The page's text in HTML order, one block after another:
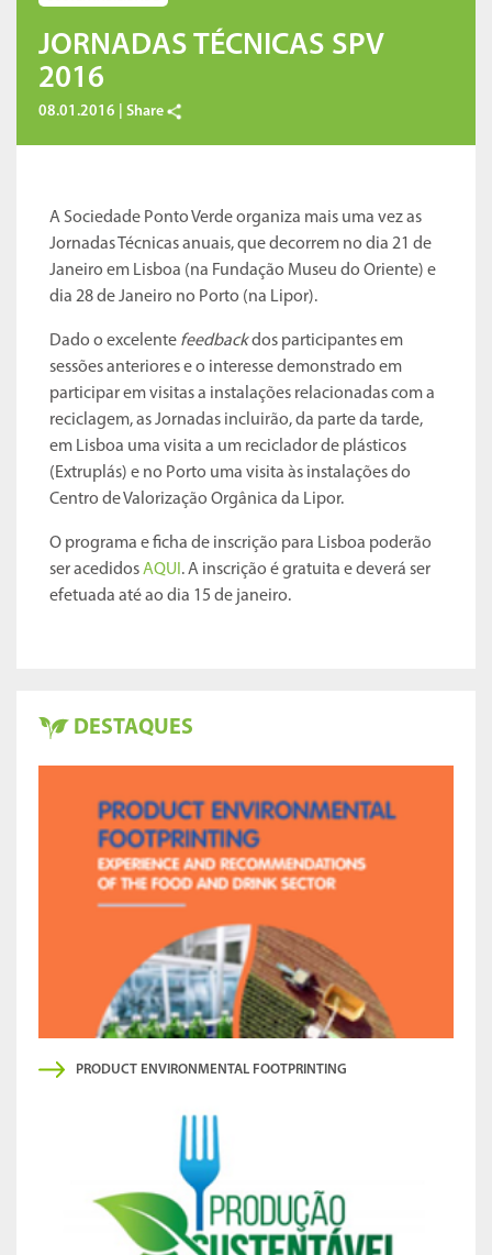
JORNADAS TÉCNICAS SPV
2016
08.01.2016 | Share
A Sociedade Ponto Verde organiza mais uma vez as
Jornadas Técnicas anuais, que decorrem no dia 21 de
Janeiro em Lisboa (na Fundação Museu do Oriente) e
dia 28 de Janeiro no Porto (na Lipor).
Dado o excelente feedbackdos participantes em
sessões anteriores e o interesse demonstrado em
participar em visitas a instalações relacionadas com a
reciclagem, as Jornadas incluirão, da parte da tarde,
em Lisboa uma visita a um reciclador de plásticos
(Extruplás) e no Porto uma visita às instalações do
Centro de Valorização Orgânica da Lipor.
O programa e ficha de inscrição para Lisboa poderão
ser acedidosAQUI . A inscrição é gratuita e deverá ser
efetuada até ao dia 15 de janeiro.
DESTAQUES
PRODUCT ENVIRONMENTAL FOOTPRINTING